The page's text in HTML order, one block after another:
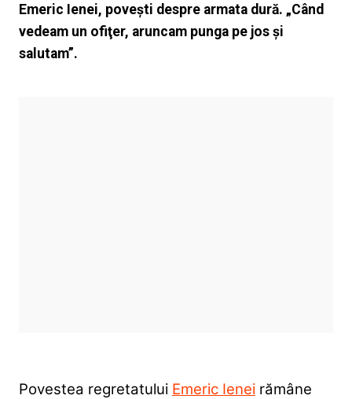
Emeric Ienei, povești despre armata dură. „Când
vedeam un ofiţer, aruncam punga pe jos şi
salutam”.
Povestea regretatului Emeric Ieneirămâne